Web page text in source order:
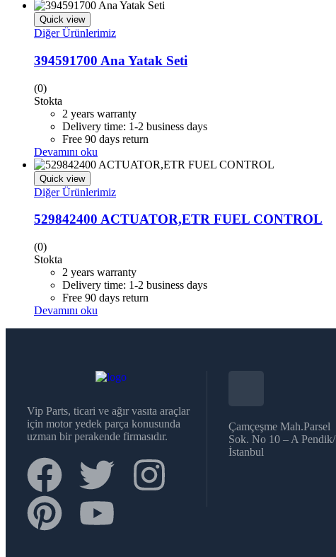
Quick view
Diğer Ürünlerimiz
394591700 Ana Yatak Seti
(0)
Stokta
2 years warranty
Delivery time: 1-2 business days
Free 90 days return
Devamını oku
Quick view
Diğer Ürünlerimiz
529842400 ACTUATOR,ETR FUEL CONTROL
(0)
Stokta
2 years warranty
Delivery time: 1-2 business days
Free 90 days return
Devamını oku
Vip Parts, ticari ve ağır vasıta araçlar
için motor yedek parça konusunda
uzman bir perakende firmasıdır.
Çamçeşme Mah.Parsel
Sok. No 10 – A Pendik/
İstanbul